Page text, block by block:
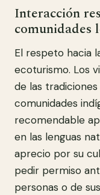
Interacción
comunidades
El respeto hacia
ecoturismo. Los
de las
comunidades
recomendable
en las lenguas
aprecio por su
pedir permiso
personas o de